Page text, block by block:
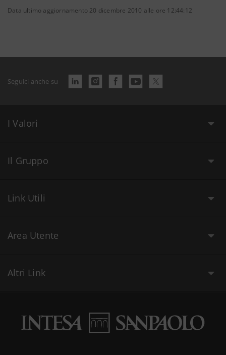
Data ultimo aggiornamento 20 dicembre 2010 alle ore 12:44:12
Seguici anche su
I Valori
Il Gruppo
Link Utili
Area Utente
Altri Link